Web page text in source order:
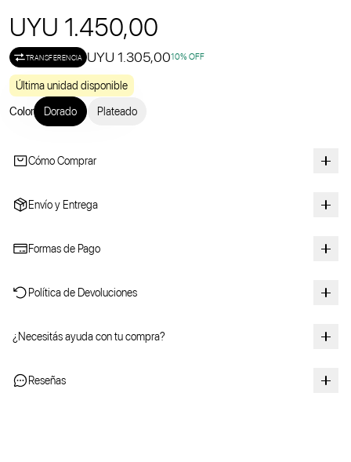
UYU 1.450,00
TRANSFERENCIA UYU 1.305,0010% OFF
Última unidad disponible
Color Dorado Plateado
Cómo Comprar
Envío y Entrega
Formas de Pago
Política de Devoluciones
¿Necesitás ayuda con tu compra?
Reseñas